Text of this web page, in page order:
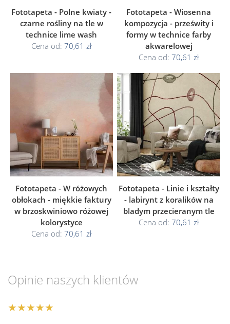
Fototapeta - Polne kwiaty -
czarne rośliny na tle w
technice lime wash
Cena od: 70,61 zł
Fototapeta - Wiosenna
kompozycja - prześwity i
formy w technice farby
akwarelowej
Cena od: 70,61 zł
Fototapeta - W różowych
obłokach - miękkie faktury
w brzoskwiniowo różowej
kolorystyce
Cena od: 70,61 zł
Fototapeta - Linie i kształty
- labirynt z koralików na
bladym przecieranym tle
Cena od: 70,61 zł
Opinie naszych klientów
★★★★★